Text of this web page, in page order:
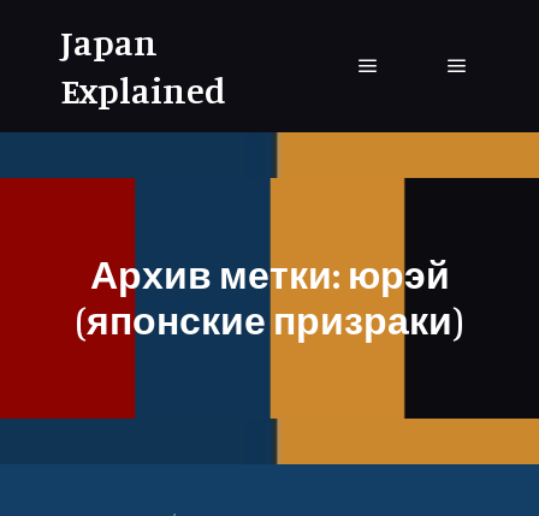
Japan
Explained
Архив метки: юрэй
(японские призраки)